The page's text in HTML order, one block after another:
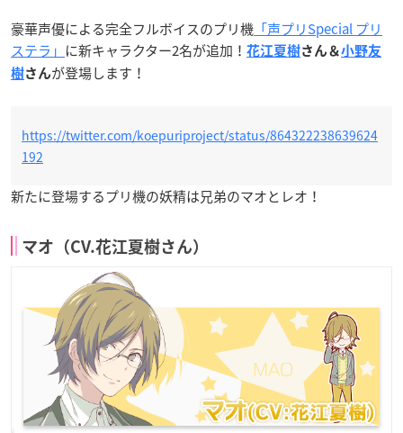
豪華声優による完全フルボイスのプリ機 「声プリSpecial プリ
ステラ」 に新キャラクター2名が追加！ 花江夏樹さん＆小野友
樹さんが登場します！
https://twitter.com/koepuriproject/status/864322238639624
192
新たに登場するプリ機の妖精は兄弟のマオとレオ！
マオ（CV.花江夏樹さん）